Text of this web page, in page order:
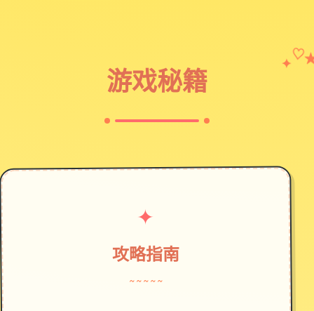
游戏秘籍
✦ ♡
✦
攻略指南
~~~~~